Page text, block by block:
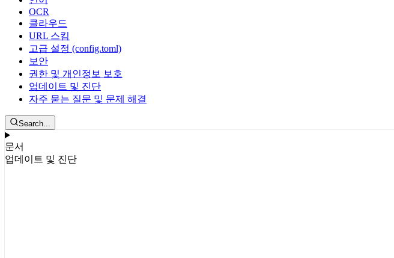
OCR
클라우드
URL 스킴
고급 설정 (config.toml)
보안
권한 및 개인정보 보호
업데이트 및 진단
자주 묻는 질문 및 문제 해결
Search...
문서
업데이트 및 진단